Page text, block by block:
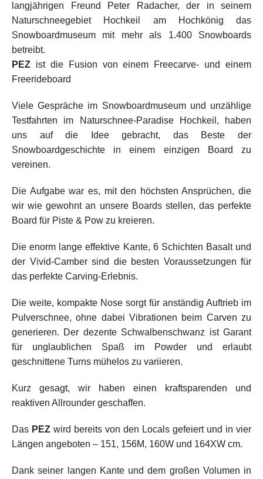
langjährigen Freund Peter Radacher, der in seinem
Naturschneegebiet Hochkeil am Hochkönig das
Snowboardmuseum mit mehr als 1.400 Snowboards
betreibt.
PEZ ist die Fusion von einem Freecarve- und einem
Freerideboard
Viele Gespräche im Snowboardmuseum und unzählige
Testfahrten im Naturschnee-Paradise Hochkeil, haben
uns auf die Idee gebracht, das Beste der
Snowboardgeschichte in einem einzigen Board zu
vereinen.
Die Aufgabe war es, mit den höchsten Ansprüchen, die
wir wie gewohnt an unsere Boards stellen, das perfekte
Board für Piste & Pow zu kreieren.
Die enorm lange effektive Kante, 6 Schichten Basalt und
der Vivid-Camber sind die besten Voraussetzungen für
das perfekte Carving-Erlebnis.
Die weite, kompakte Nose sorgt für anständig Auftrieb im
Pulverschnee, ohne dabei Vibrationen beim Carven zu
generieren. Der dezente Schwalbenschwanz ist Garant
für unglaublichen Spaß im Powder und erlaubt
geschnittene Turns mühelos zu variieren.
Kurz gesagt, wir haben einen kraftsparenden und
reaktiven Allrounder geschaffen.
Das PEZ wird bereits von den Locals gefeiert und in vier
Längen angeboten – 151, 156M, 160W und 164XW cm.
Dank seiner langen Kante und dem großen Volumen in